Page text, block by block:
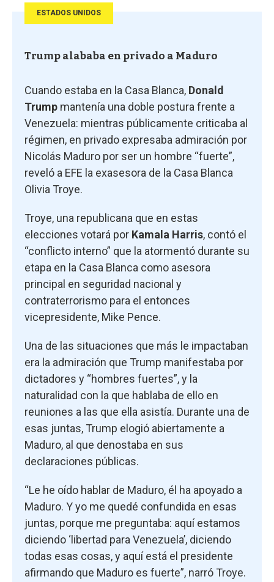
ESTADOS UNIDOS
Trump alababa en privado a Maduro
Cuando estaba en la Casa Blanca, Donald
Trump mantenía una doble postura frente a
Venezuela: mientras públicamente criticaba al
régimen, en privado expresaba admiración por
Nicolás Maduro por ser un hombre “fuerte”,
reveló a EFE la exasesora de la Casa Blanca
Olivia Troye.
Troye, una republicana que en estas
elecciones votará por Kamala Harris, contó el
“conflicto interno” que la atormentó durante su
etapa en la Casa Blanca como asesora
principal en seguridad nacional y
contraterrorismo para el entonces
vicepresidente, Mike Pence.
Una de las situaciones que más le impactaban
era la admiración que Trump manifestaba por
dictadores y “hombres fuertes”, y la
naturalidad con la que hablaba de ello en
reuniones a las que ella asistía. Durante una de
esas juntas, Trump elogió abiertamente a
Maduro, al que denostaba en sus
declaraciones públicas.
“Le he oído hablar de Maduro, él ha apoyado a
Maduro. Y yo me quedé confundida en esas
juntas, porque me preguntaba: aquí estamos
diciendo ‘libertad para Venezuela’, diciendo
todas esas cosas, y aquí está el presidente
afirmando que Maduro es fuerte”, narró Troye.